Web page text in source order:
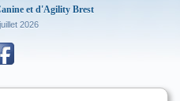
et d'Agility Brest
2026